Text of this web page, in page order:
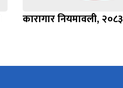
कारागार नियमावली, २०८३